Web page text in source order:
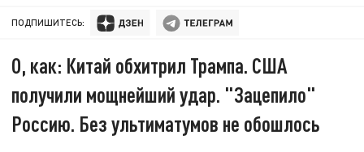
ПОДПИШИТЕСЬ:
О, как: Китай обхитрил Трампа. США
получили мощнейший удар. "Зацепило"
Россию. Без ультиматумов не обошлось